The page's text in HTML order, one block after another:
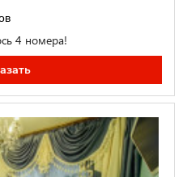
4 номера!